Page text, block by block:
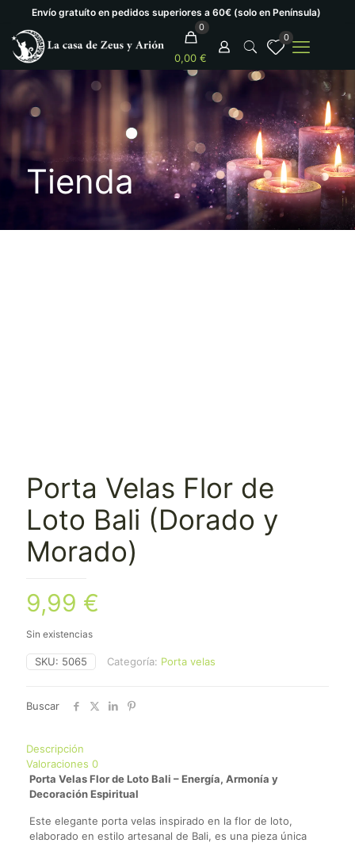
Envío gratuíto en pedidos superiores a 60€ (solo en Península)
0
0,00 €
0
Tienda
Porta Velas Flor de
Loto Bali (Dorado y
Morado)
9,99 €
Sin existencias
SKU: 5065 Categoría: Porta velas
Buscar
Descripción
Valoraciones 0
Porta Velas Flor de Loto Bali – Energía, Armonía y
Decoración Espiritual
Este elegante porta velas inspirado en la flor de loto,
elaborado en estilo artesanal de Bali, es una pieza única